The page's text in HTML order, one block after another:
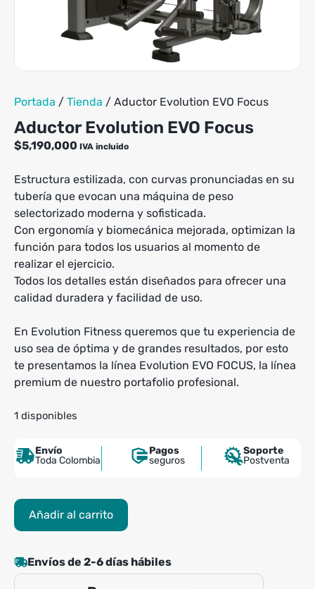
Portada / Tienda / Aductor Evolution EVO Focus
Aductor Evolution EVO Focus
$5,190,000 IVA incluido
Estructura estilizada, con curvas pronunciadas en su
tubería que evocan una máquina de peso
selectorizado moderna y sofisticada.
Con ergonomía y biomecánica mejorada, optimizan la
función para todos los usuarios al momento de
realizar el ejercicio.
Todos los detalles están diseñados para ofrecer una
calidad duradera y facilidad de uso.
En Evolution Fitness queremos que tu experiencia de
uso sea de óptima y de grandes resultados, por esto
te presentamos la línea Evolution EVO FOCUS, la línea
premium de nuestro portafolio profesional.
1 disponibles
Envío
Toda Colombia
Pagos
seguros
Soporte
Postventa
Aductor
Evolution
Focus
cantidad
Añadir al carrito
Envíos de 2-6 días hábiles